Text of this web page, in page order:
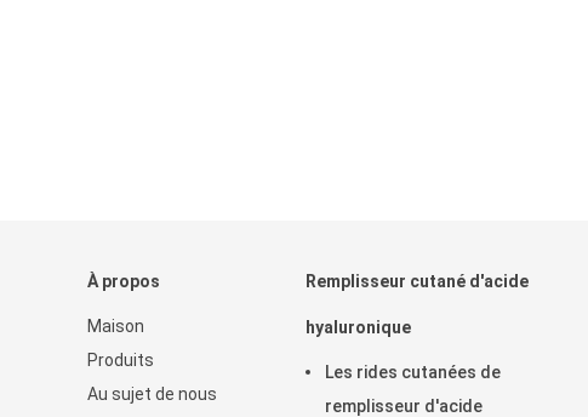
À propos
Maison
Produits
Au sujet de nous
Remplisseur cutané d'acide
hyaluronique
Les rides cutanées de
remplisseur d'acide